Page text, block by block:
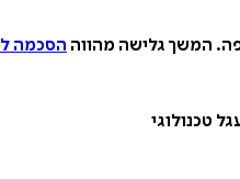
המשך גלישה מהווה הסכמה
טכנולוגי